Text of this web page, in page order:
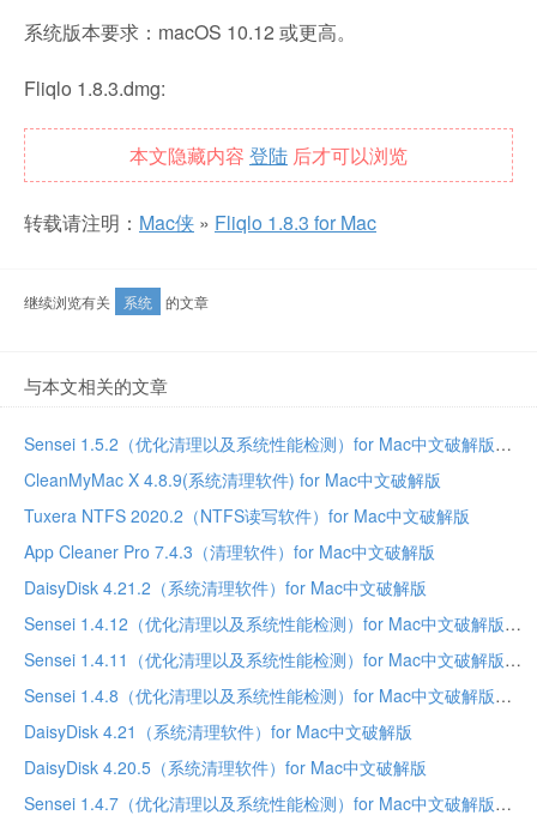
系统版本要求：macOS 10.12 或更高。
Fliqlo 1.8.3.dmg:
本文隐藏内容 登陆 后才可以浏览
转载请注明： Mac侠 » Fliqlo 1.8.3 for Mac
继续浏览有关 系统 的文章
与本文相关的文章
Sensei 1.5.2（优化清理以及系统性能检测）for Mac中文破解版
CleanMyMac X 4.8.9(系统清理软件) for Mac中文破解版
Tuxera NTFS 2020.2（NTFS读写软件）for Mac中文破解版
App Cleaner Pro 7.4.3（清理软件）for Mac中文破解版
DaisyDisk 4.21.2（系统清理软件）for Mac中文破解版
Sensei 1.4.12（优化清理以及系统性能检测）for Mac中文破解版
Sensei 1.4.11（优化清理以及系统性能检测）for Mac中文破解版
Sensei 1.4.8（优化清理以及系统性能检测）for Mac中文破解版
DaisyDisk 4.21（系统清理软件）for Mac中文破解版
DaisyDisk 4.20.5（系统清理软件）for Mac中文破解版
Sensei 1.4.7（优化清理以及系统性能检测）for Mac中文破解版